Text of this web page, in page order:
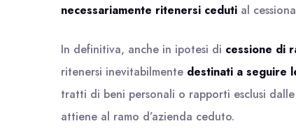
necessariamente ritenersi ceduti al
In definitiva, anche in ipotesi di cessione di
ritenersi inevitabilmente destinati a seguire
tratti di beni personali o rapporti esclusi
attiene al ramo d’azienda ceduto.